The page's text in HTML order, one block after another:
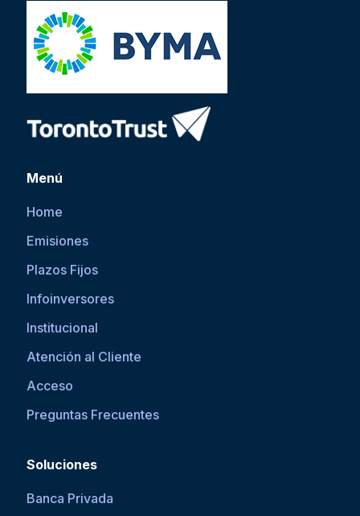
Menú
Home
Emisiones
Plazos Fijos
Infoinversores
Institucional
Atención al Cliente
Acceso
Preguntas Frecuentes
Soluciones
Banca Privada